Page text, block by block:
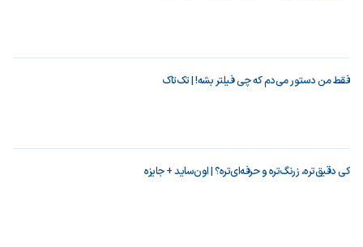
فقط من دستور می‌دم که چی فیلتر بشه! | تک‌تاک
کی دقیق‌تره، زرنگ‌تره و حرفه‌ای‌تره؟ | اون‌ساید + جایزه